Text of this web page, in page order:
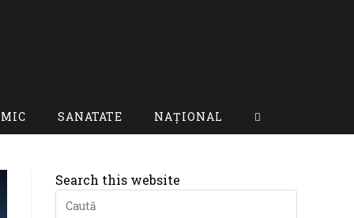
SANATATE NAȚIONAL Toggle
search
Search this website